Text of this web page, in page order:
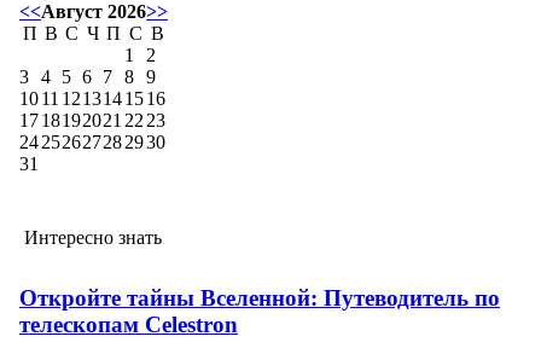
<<Август 2026>>
П В С Ч П С В
1
2
3 4 5 6 7 8 9
1011 1213141516
17181920212223
24252627282930
31
Интересно знать
Откройте тайны Вселенной: Путеводитель по
телескопам Celestron